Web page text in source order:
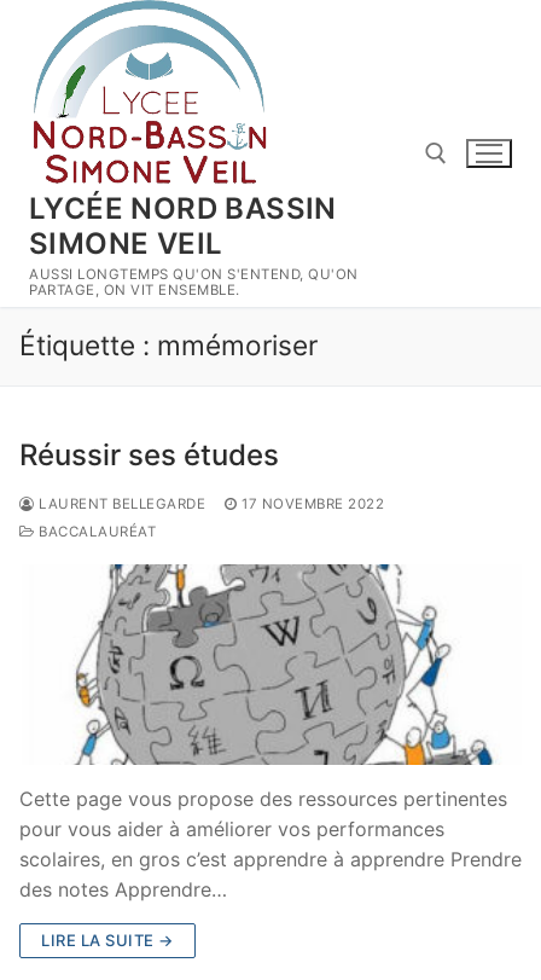
contenu
LYCÉE NORD BASSIN
SIMONE VEIL
AUSSI LONGTEMPS QU'ON S'ENTEND, QU'ON
PARTAGE, ON VIT ENSEMBLE.
Étiquette : mmémoriser
Réussir ses études
LAURENT BELLEGARDE
17 NOVEMBRE 2022
BACCALAURÉAT
Cette page vous propose des ressources pertinentes
pour vous aider à améliorer vos performances
scolaires, en gros c’est apprendre à apprendre Prendre
des notes Apprendre…
LIRE LA SUITE →